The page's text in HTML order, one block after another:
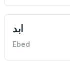
ابد
Ebed